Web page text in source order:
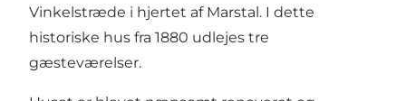
Vinkelstræde i hjertet af Marstal. I dette
historiske hus fra 1880 udlejes tre
gæsteværelser.